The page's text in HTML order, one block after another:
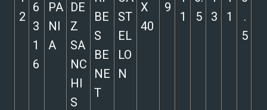
2
6
3
1
6
PA
NI
A
DE
Z
SA
NC
HI
S
BE
S
BE
NE
T
ST
EL
LO
N
X
40
9
1
5
3
1
.
5